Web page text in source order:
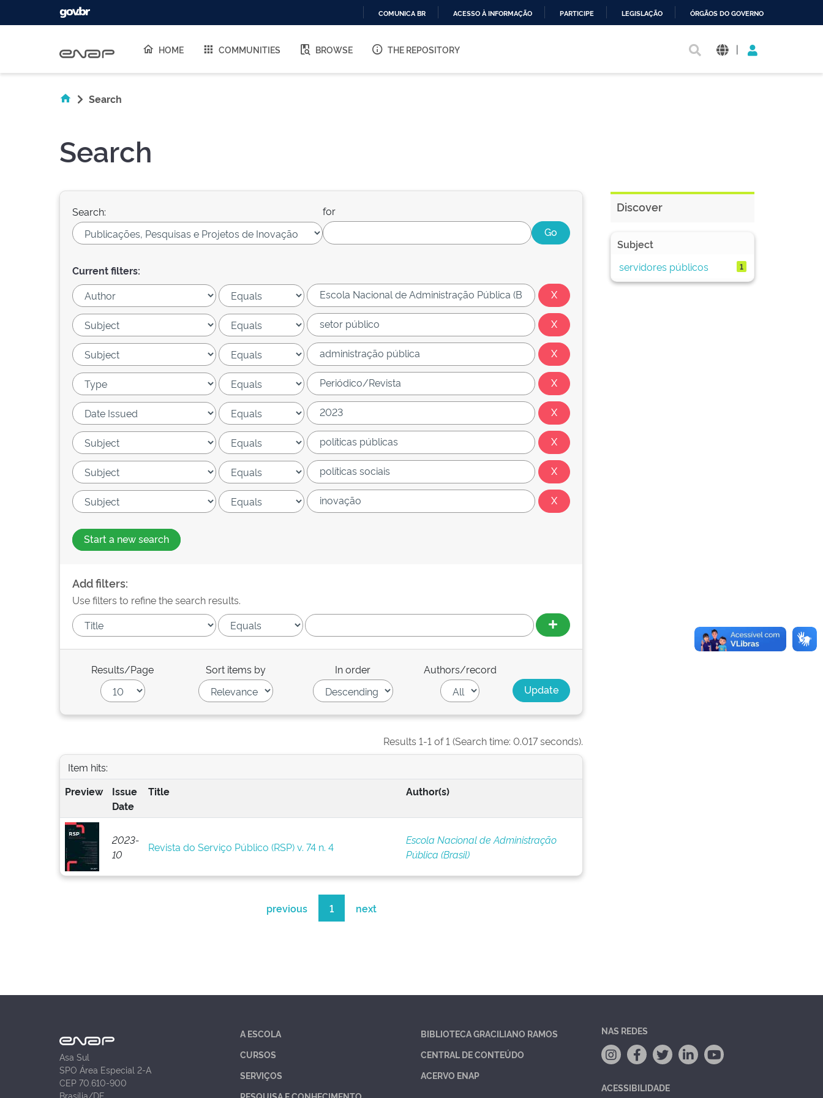
O
COMUNICA BR ACESSO À INFORMAÇÃO PARTICIPE LEGISLAÇÃO ÓRGÃOS DO GOVERNO
HOME COMMUNITIES BROWSE THE REPOSITORY |
Search
Search
Search: for
Current filters:
Start a new search
Add filters:
Use filters to refine the search results.
Results/Page Sort items by In order Authors/record
Results 1-1 of 1 (Search time: 0.017 seconds).
Item hits:
Preview
Issue
Date
Title Author(s)
2023-
10
Revista do Serviço Público (RSP) v. 74 n. 4
Escola Nacional de Administração
Pública (Brasil)
previous 1 next
Discover
Subject
servidores públicos
1
Asa Sul
SPO Área Especial 2-A
CEP 70.610-900
Brasília/DF
A ESCOLA
CURSOS
SERVIÇOS
BIBLIOTECA GRACILIANO RAMOS
CENTRAL DE CONTEÚDO
ACERVO ENAP
NAS REDES
ACESSIBILIDADE